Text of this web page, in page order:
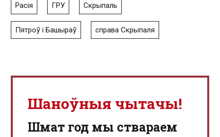
Расія ГРУ Скрыпаль
Пятроў і Башыраў справа Скрыпаля
Шаноўныя чытачы!
Шмат год мы ствараем